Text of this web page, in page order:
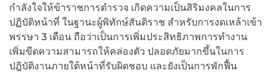
กำลังใจให้ข้าราชการตำรวจ เกิดความเป็นสิริมงคลในการ
ปฏิบัติหน้าที่ ในฐานะผู้พิทักษ์สันติราช สำหรับการงดเหล้าเข้า
พรรษา 3 เดือน ถือว่าเป็นการเพิ่มประสิทธิภาพการทำงาน
เพิ่มขีดความสามารถให้คล่องตัว ปลอดภัยมากขึ้นในการ
ปฎิบัติงานภายใต้หน้าที่รับผิดชอบ และยังเป็นการพักฟื้น